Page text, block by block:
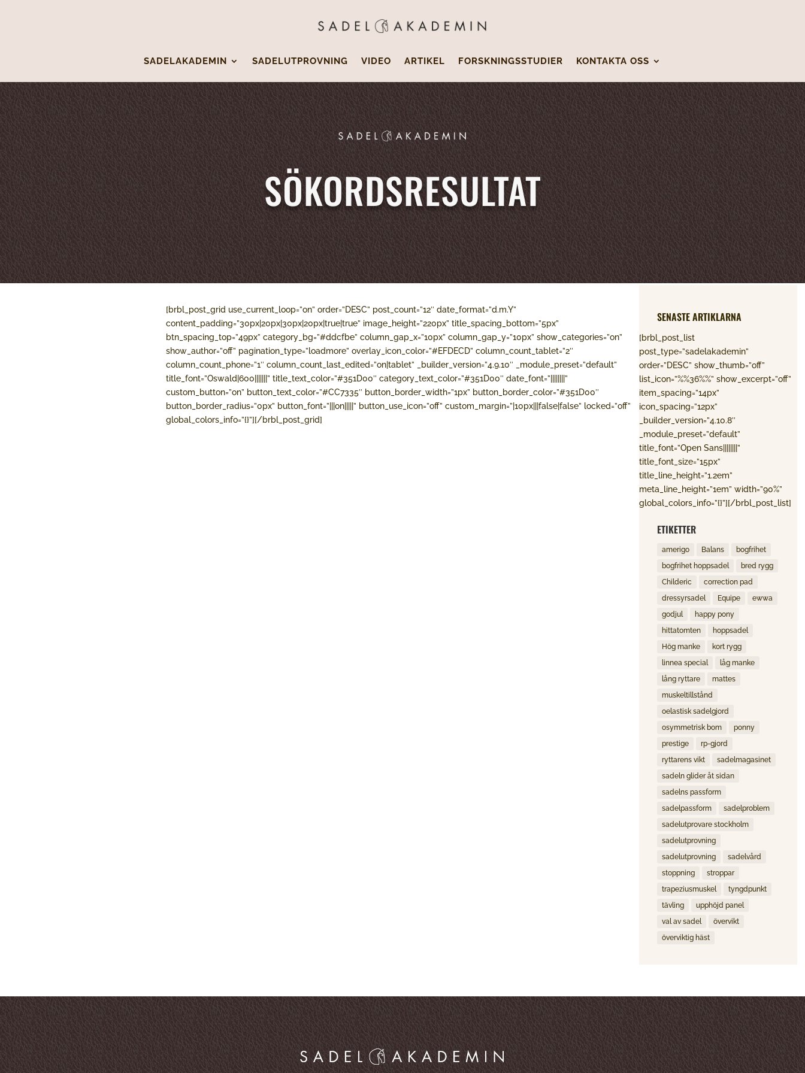
SADELAKADEMIN SADELUTPROVNING VIDEO ARTIKEL FORSKNINGSSTUDIER KONTAKTA OSS
SÖKORDSRESULTAT
[brbl_post_grid use_current_loop=”on” order=”DESC” post_count=”12″ date_format=”d.m.Y”
content_padding=”30px|20px|30px|20px|true|true” image_height=”220px” title_spacing_bottom=”5px”
btn_spacing_top=”49px” category_bg=”#ddcfbe” column_gap_x=”10px” column_gap_y=”10px” show_categories=”on”
show_author=”off” pagination_type=”loadmore” overlay_icon_color=”#EFDECD” column_count_tablet=”2″
column_count_phone=”1″ column_count_last_edited=”on|tablet” _builder_version=”4.9.10″ _module_preset=”default”
title_font=”Oswald|600|||||||” title_text_color=”#351D00″ category_text_color=”#351D00″ date_font=”||||||||”
custom_button=”on” button_text_color=”#CC7335″ button_border_width=”1px” button_border_color=”#351D00″
button_border_radius=”0px” button_font=”|||on|||||” button_use_icon=”off” custom_margin=”|10px|||false|false” locked=”off”
global_colors_info=”{}”][/brbl_post_grid]
SENASTE ARTIKLARNA
[brbl_post_list
post_type=”sadelakademin”
order=”DESC” show_thumb=”off”
list_icon=”%%36%%” show_excerpt=”off”
item_spacing=”14px”
icon_spacing=”12px”
_builder_version=”4.10.8″
_module_preset=”default”
title_font=”Open Sans||||||||”
title_font_size=”15px”
title_line_height=”1.2em”
meta_line_height=”1em” width=”90%”
global_colors_info=”{}”][/brbl_post_list]
ETIKETTER
amerigo Balans
bogfrihet
bogfrihet hoppsadel
bred rygg
Childeric
correction pad
dressyrsadel
Equipe
ewwa
godjul
happy pony
hittatomten
hoppsadel
Hög manke
kort rygg
linnea special
låg manke
lång ryttare
mattes
muskeltillstånd
oelastisk sadelgjord
osymmetrisk bom
ponny
prestige
rp-gjord
ryttarens vikt
sadelmagasinet
sadeln glider åt sidan
sadelns passform
sadelpassform
sadelproblem
sadelutprovare stockholm
sadelutprovning
sadelutprovning
sadelvård
stoppning
stroppar
trapeziusmuskel
tyngdpunkt
tävling
upphöjd panel
val av sadel
övervikt
överviktig häst